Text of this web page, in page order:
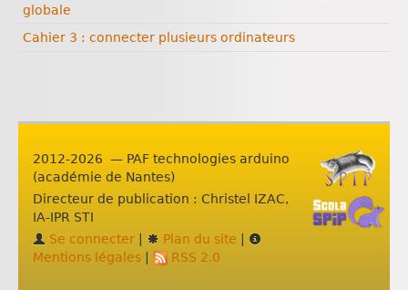
globale
Cahier 3 : connecter plusieurs ordinateurs
2012-2026 — PAF technologies arduino
(académie de Nantes)
Directeur de publication : Christel IZAC,
IA-IPR STI
Se connecter
Plan du site
Mentions légales
RSS 2.0